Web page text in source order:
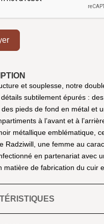
et souplesse, notre
subtilement épurés :
pieds de fond en métal et
à l’avant et à
métallique emblématique,
Radziwill, une femme au
en partenariat avec
matière de fabrication du cuir